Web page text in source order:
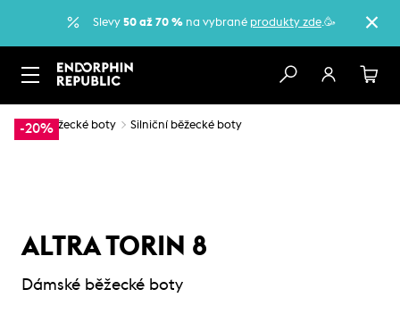
Slevy 50 až 70 % na vybrané produkty zde.🥳
-20%
… Běžecké boty Silniční běžecké boty
ALTRA TORIN 8
Dámské běžecké boty